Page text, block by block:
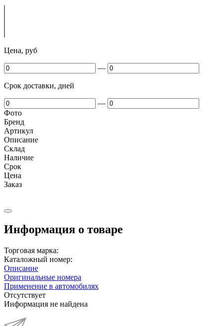
Цена, руб
—
Срок доставки, дней
—
Фото
Бренд
Артикул
Описание
Cклад
Наличие
Срок
Цена
Заказ
Информация о товаре
Торговая марка:
Каталожный номер:
Описание
Оригинальные номера
Применение в автомобилях
Отсутствует
Информация не найдена